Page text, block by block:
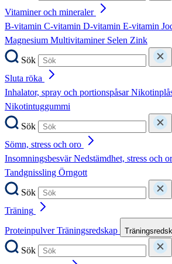
Vitaminer och mineraler
B-vitamin C-vitamin D-vitamin E-vitamin
Magnesium Multivitaminer Selen Zink
Sök
Sluta röka
Inhalator, spray och portionspåsar
Nikotintuggummi
Sök
Sömn, stress och oro
InsomningsbesvärNedstämdhet, stress och
Tandgnissling Örngott
Sök
Träning
ProteinpulverTräningsredskap
Sök